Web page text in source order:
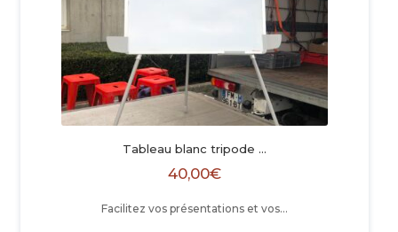
Tableau blanc tripode …
40,00€
Facilitez vos présentations et vos…